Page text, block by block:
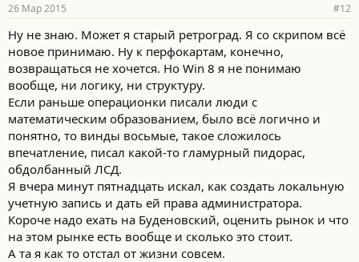
26 Мар 2015 #12
Ну не знаю. Может я старый ретроград. Я со скрипом всё
новое принимаю. Ну к перфокартам, конечно,
возвращаться не хочется. Но Win 8 я не понимаю
вообще, ни логику, ни структуру.
Если раньше операционки писали люди с
математическим образованием, было всё логично и
понятно, то винды восьмые, такое сложилось
впечатление, писал какой-то гламурный пидорас,
обдолбанный ЛСД.
Я вчера минут пятнадцать искал, как создать локальную
учетную запись и дать ей права администратора.
Короче надо ехать на Буденовский, оценить рынок и что
на этом рынке есть вообще и сколько это стоит.
А та я как то отстал от жизни совсем.